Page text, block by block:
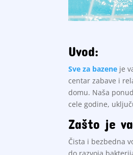
Uvod:
Sve za bazene je
centar zabave i
domu. Naša
cele godine,
Zašto je
Čista i bezbedna